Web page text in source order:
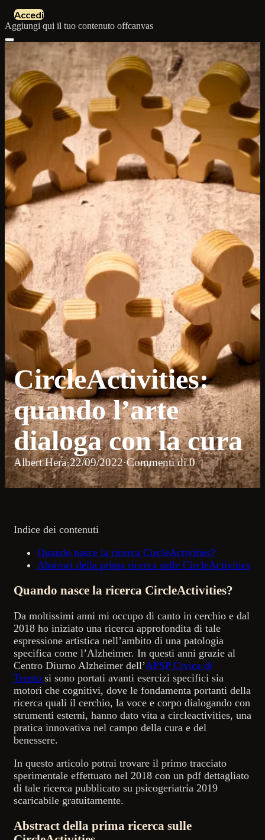
Accedi
Aggiungi qui il tuo contenuto offcanvas
CircleActivities:
quando l’arte
dialoga con la cura​
Albert Hera·22/09/2022·Commenti di 0
Indice dei contenuti
Quando nasce la ricerca CircleActivities?
Abstract della prima ricerca sulle CircleActivities
Quando nasce la ricerca CircleActivities?
Da moltissimi anni mi occupo di canto in cerchio e dal
2018 ho iniziato una ricerca approfondita di tale
espressione artistica nell’ambito di una patologia
specifica come l’Alzheimer. In questi anni grazie al
Centro Diurno Alzheimer dell’APSP Civica di
Trento si sono portati avanti esercizi specifici sia
motori che cognitivi, dove le fondamenta portanti della
ricerca quali il cerchio, la voce e corpo dialogando con
strumenti esterni, hanno dato vita a circleactivities, una
pratica innovativa nel campo della cura e del
benessere.
In questo articolo potrai trovare il primo tracciato
sperimentale effettuato nel 2018 con un pdf dettagliato
di tale ricerca pubblicato su psicogeriatria 2019
scaricabile gratuitamente.
Abstract della prima ricerca sulle